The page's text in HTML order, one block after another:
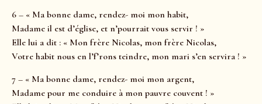
6 – « Ma bonne dame, rendez- moi mon habit,
Madame il est d’église, et n’pourrait vous servir ! »
Elle lui a dit : « Mon frère Nicolas, mon frère Nicolas,
Votre habit nous en l’f’rons teindre, mon mari s’en servira ! »
7 – « Ma bonne dame, rendez- moi mon argent,
Madame pour me conduire à mon pauvre couvent ! »